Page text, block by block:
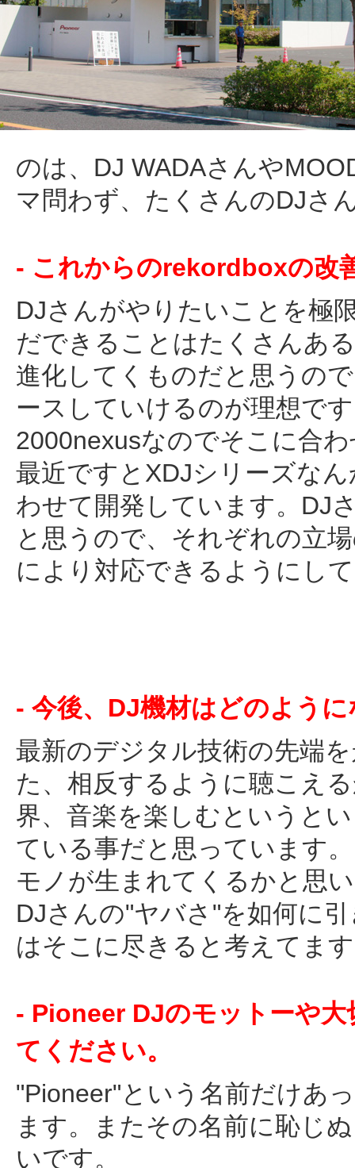
のは、DJ WADAさんや
マ問わず、たくさんのDJさ
- これからのrekordboxの改
DJさんがやりたいことを極
だできることはたくさんあ
進化してくものだと思うの
ースしていけるのが理想で
2000nexusなのでそこに合
最近ですとXDJシリーズな
わせて開発しています。DJ
と思うので、それぞれの立
により対応できるようにし
- 今後、DJ機材はどのよう
最新のデジタル技術の先端
た、相反するように聴こえ
界、音楽を楽しむというと
ている事だと思っています
モノが生まれてくるかと思
DJさんの"ヤバさ"を如何に
はそこに尽きると考えてま
- Pioneer DJのモットーや
てください。
"Pioneer"という名前だけあ
ます。またその名前に恥じ
いです。